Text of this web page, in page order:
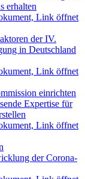
erhalten
Link öffnet
der IV.
in Deutschland
Link öffnet
einrichten
Expertise für
Link öffnet
der Corona-